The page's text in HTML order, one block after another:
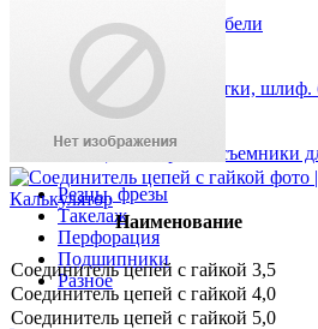
Анкеры, рамные дюбели
Скобы, пистолет
Хомуты
Круги отрезные, щетки, шлиф.
Метчики, плашки
Биты
Кольца стопорные, съемники
Резцы, фрезы
Такелаж
Перфорация
Подшипники
Разное
Калькулятор
Наименование
Соединитель цепей с гайкой 3,5
Соединитель цепей с гайкой 4,0
Соединитель цепей с гайкой 5,0